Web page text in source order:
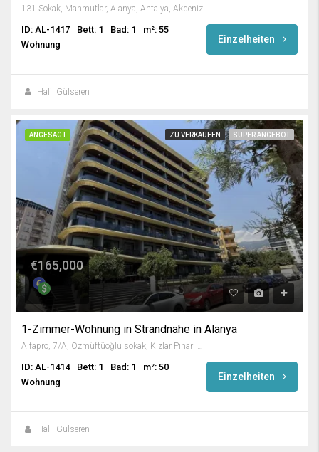
131.Sokak, Mahmutlar, Alanya, Antalya, Akdeniz Bölgesi, 07450, Türkiye
ID: AL-1417 Bett: 1 Bad: 1
m²: 55
Wohnung
Einzelheiten
Halil Gülseren
ANGESAGT ZU VERKAUFEN SUPER ANGEBOT
€165,000
1-Zimmer-Wohnung in Strandnähe in Alanya
ID: AL-1414 Bett: 1 Bad: 1
m²: 50
Wohnung
Einzelheiten
Halil Gülseren